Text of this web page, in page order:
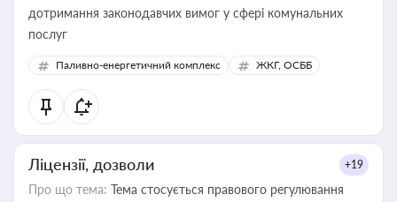
дотримання законодавчих вимог у сфері комунальних
послуг
Паливно-енергетичний комплекс ЖКГ, ОСББ
Ліцензії, дозволи +19
Про що тема: Тема стосується правового регулювання